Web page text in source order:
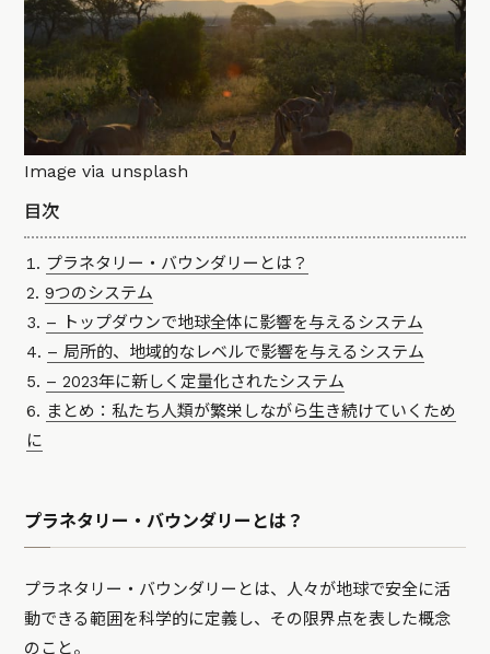
Image via unsplash
目次
プラネタリー・バウンダリーとは？
9つのシステム
– トップダウンで地球全体に影響を与えるシステム
– 局所的、地域的なレベルで影響を与えるシステム
– 2023年に新しく定量化されたシステム
まとめ：私たち人類が繁栄しながら生き続けていくため
に
プラネタリー・バウンダリーとは？
プラネタリー・バウンダリーとは、人々が地球で安全に活
動できる範囲を科学的に定義し、その限界点を表した概念
のこと。